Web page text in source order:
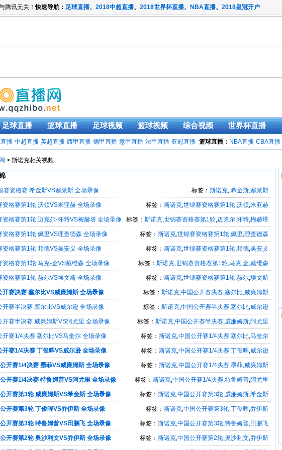
腾讯无关！快速导航： 足球直播、 2018中超直播、 2018世界杯直播、 NBA直播、 2018皇冠开户
足球直播 篮球直播 足球视频 篮球视频 综合视频 世界杯直播
播 中超直播 英超直播 西甲直播 德甲直播 意甲直播 法甲直播 亚冠直播 篮球直播： NBA直播 CBA直播
> 斯诺克相关视频
标签： 斯诺克,,希金斯,塞莱斯
赛资格赛 希金斯VS塞莱斯 全场录像
标签： 斯诺克,世锦赛资格赛第1轮,沃顿,米亚赫
资格赛第1轮 沃顿VS米亚赫 全场录像
标签： 斯诺克,世锦赛资格赛第1轮,迈克尔,怀特,梅赫塔
资格赛第1轮 迈克尔-怀特VS梅赫塔 全场录像
标签： 斯诺克,世锦赛资格赛第1轮,佩里,理查德森
资格赛第1轮 佩里VS理查德森 全场录像
标签： 斯诺克,世锦赛资格赛第1轮,邦德,吴安义
资格赛第1轮 邦德VS吴安义 全场录像
标签： 斯诺克,世锦赛资格赛第1轮,马克,金,戴维森
资格赛第1轮 马克-金VS戴维森 全场录像
标签： 斯诺克,世锦赛资格赛第1轮,赫尔,埃文斯
资格赛第1轮 赫尔VS埃文斯 全场录像
标签： 斯诺克,中国公开赛决赛,塞尔比,威廉姆斯
开赛决赛 塞尔比VS威廉姆斯 全场录像
标签： 斯诺克,中国公开赛半决赛,塞尔比,威尔逊
开赛半决赛 塞尔比VS威尔逊 全场录像
标签： 斯诺克,中国公开赛半决赛,威廉姆斯,阿尤里
开赛半决赛 威廉姆斯VS阿尤里 全场录像
标签： 斯诺克,中国公开赛1/4决赛,塞尔比,马奎尔
开赛1/4决赛 塞尔比VS马奎尔 全场录像
标签： 斯诺克,中国公开赛1/4决赛,丁俊晖,威尔逊
开赛1/4决赛 丁俊晖VS威尔逊 全场录像
标签： 斯诺克,中国公开赛1/4决赛,墨菲,威廉姆斯
开赛1/4决赛 墨菲VS威廉姆斯 全场录像
标签： 斯诺克,中国公开赛1/4决赛,特鲁姆普,阿尤里
开赛1/4决赛 特鲁姆普VS阿尤里 全场录像
标签： 斯诺克,中国公开赛第3轮,威廉姆斯,希金斯
开赛第3轮 威廉姆斯VS希金斯 全场录像
标签： 斯诺克,中国公开赛第3轮,丁俊晖,乔伊斯
开赛第3轮 丁俊晖VS乔伊斯 全场录像
标签： 斯诺克,中国公开赛第3轮,特鲁姆普,田鹏飞
开赛第3轮 特鲁姆普VS田鹏飞 全场录像
标签： 斯诺克,中国公开赛第2轮,奥沙利文,乔伊斯
开赛第2轮 奥沙利文VS乔伊斯 全场录像